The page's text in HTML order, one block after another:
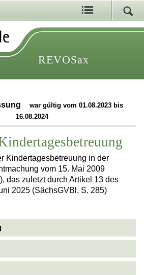
REVOSax
war gültig vom 01.08.2023 bis
16.08.2024
Kindertagesbetreuung in der
vom 15. Mai 2009
das zuletzt durch Artikel 13 des
2025 (SächsGVBl. S. 285)